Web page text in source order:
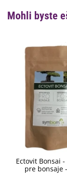
Mohli byste
Ectovit Bonsai
pre bonsaje